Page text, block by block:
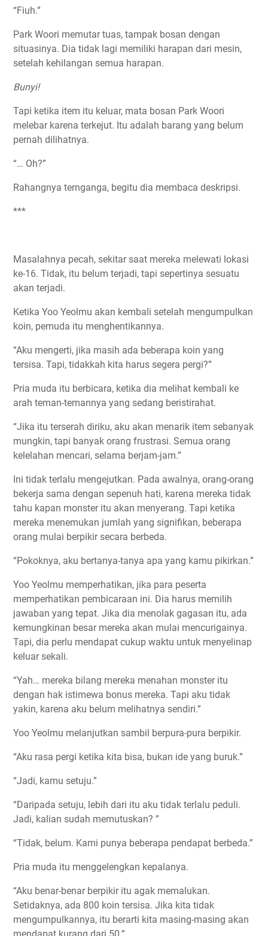
“Fiuh.”
Park Woori memutar tuas, tampak bosan dengan
situasinya. Dia tidak lagi memiliki harapan dari mesin,
setelah kehilangan semua harapan.
Bunyi!
Tapi ketika item itu keluar, mata bosan Park Woori
melebar karena terkejut. Itu adalah barang yang belum
pernah dilihatnya.
“… Oh?”
Rahangnya ternganga, begitu dia membaca deskripsi.
***
Masalahnya pecah, sekitar saat mereka melewati lokasi
ke-16. Tidak, itu belum terjadi, tapi sepertinya sesuatu
akan terjadi.
Ketika Yoo Yeolmu akan kembali setelah mengumpulkan
koin, pemuda itu menghentikannya.
“Aku mengerti, jika masih ada beberapa koin yang
tersisa. Tapi, tidakkah kita harus segera pergi?”
Pria muda itu berbicara, ketika dia melihat kembali ke
arah teman-temannya yang sedang beristirahat.
“Jika itu terserah diriku, aku akan menarik item sebanyak
mungkin, tapi banyak orang frustrasi. Semua orang
kelelahan mencari, selama berjam-jam.”
Ini tidak terlalu mengejutkan. Pada awalnya, orang-orang
bekerja sama dengan sepenuh hati, karena mereka tidak
tahu kapan monster itu akan menyerang. Tapi ketika
mereka menemukan jumlah yang signifikan, beberapa
orang mulai berpikir secara berbeda.
“Pokoknya, aku bertanya-tanya apa yang kamu pikirkan.”
Yoo Yeolmu memperhatikan, jika para peserta
memperhatikan pembicaraan ini. Dia harus memilih
jawaban yang tepat. Jika dia menolak gagasan itu, ada
kemungkinan besar mereka akan mulai mencurigainya.
Tapi, dia perlu mendapat cukup waktu untuk menyelinap
keluar sekali.
“Yah… mereka bilang mereka menahan monster itu
dengan hak istimewa bonus mereka. Tapi aku tidak
yakin, karena aku belum melihatnya sendiri.”
Yoo Yeolmu melanjutkan sambil berpura-pura berpikir.
“Aku rasa pergi ketika kita bisa, bukan ide yang buruk.”
“Jadi, kamu setuju.”
“Daripada setuju, lebih dari itu aku tidak terlalu peduli.
Jadi, kalian sudah memutuskan? ”
“Tidak, belum. Kami punya beberapa pendapat berbeda.”
Pria muda itu menggelengkan kepalanya.
“Aku benar-benar berpikir itu agak memalukan.
Setidaknya, ada 800 koin tersisa. Jika kita tidak
mengumpulkannya, itu berarti kita masing-masing akan